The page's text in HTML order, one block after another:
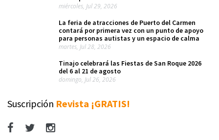
miércoles, Jul 29, 2026
La feria de atracciones de Puerto del Carmen
contará por primera vez con un punto de apoyo
para personas autistas y un espacio de calma
martes, Jul 28, 2026
Tinajo celebrará las Fiestas de San Roque 2026
del 6 al 21 de agosto
domingo, Jul 26, 2026
Suscripción Revista ¡GRATIS!